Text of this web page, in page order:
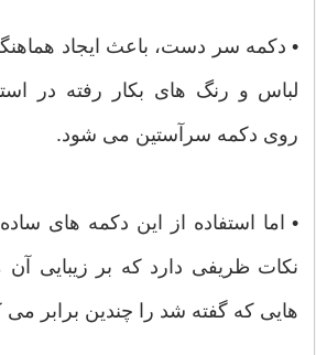
• دکمه سر دست، باعث ایجاد
لباس و رنگ های بکار رفته در
روی دکمه سرآستین می شود.
• اما استفاده از این دکمه های ساده
نکات ظریفی دارد که بر زیبایی
هایی که گفته شد را چندین برابر می